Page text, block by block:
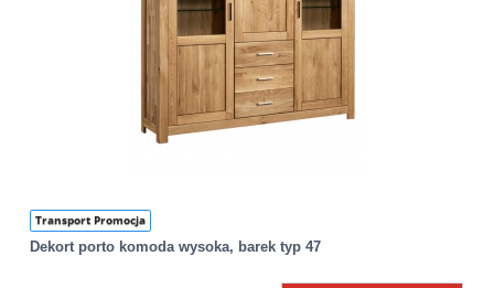
Transport Promocja
Dekort porto komoda wysoka, barek typ 47